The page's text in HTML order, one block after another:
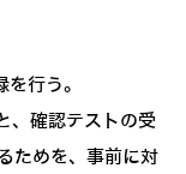
行う。
、確認テストの受
ためを、事前に対